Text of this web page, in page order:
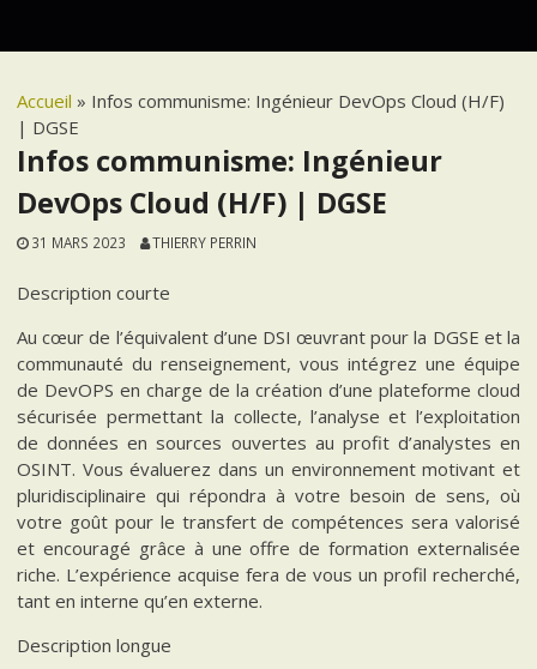
Accueil » Infos communisme: Ingénieur DevOps Cloud (H/F)
| DGSE
Infos communisme: Ingénieur
DevOps Cloud (H/F) | DGSE
31 MARS 2023 THIERRY PERRIN
Description courte
Au cœur de l’équivalent d’une DSI œuvrant pour la DGSE et la
communauté du renseignement, vous intégrez une équipe
de DevOPS en charge de la création d’une plateforme cloud
sécurisée permettant la collecte, l’analyse et l’exploitation
de données en sources ouvertes au profit d’analystes en
OSINT. Vous évaluerez dans un environnement motivant et
pluridisciplinaire qui répondra à votre besoin de sens, où
votre goût pour le transfert de compétences sera valorisé
et encouragé grâce à une offre de formation externalisée
riche. L’expérience acquise fera de vous un profil recherché,
tant en interne qu’en externe.
Description longue